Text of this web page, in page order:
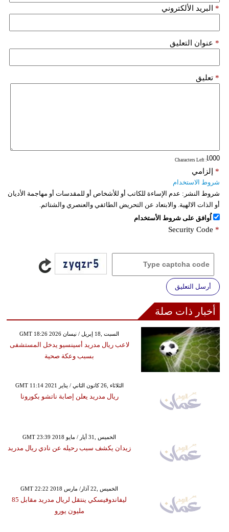
البريد الألكتروني *
عنوان التعليق *
تعليق *
: Characters Left
إلزامي *
شروط الاستخدام
شروط النشر: عدم الإساءة للكاتب أو للأشخاص أو للمقدسات أو مهاجمة الأديان
أو الذات الالهية. والابتعاد عن التحريض الطائفي والعنصري والشتائم.
اُوافق على شروط الأستخدام
Security Code *
أرسل التعليق
أخبار ذات صلة
GMT 18:26 2026 السبت ,18 إبريل / نيسان
لاعب ريال مدريد أسينسيو يدخل المستشفى
بسبب وعكة صحية
GMT 11:14 2021 الثلاثاء ,26 كانون الثاني / يناير
ريال مدريد يعلن إصابة ناتشو بكورونا
GMT 23:39 2018 الخميس ,31 أيار / مايو
زيدان يكشف سبب رحيله عن نادي ريال مدريد
GMT 22:22 2018 الخميس ,22 آذار/ مارس
ليفاندوفيسكي ينتقل لريال مدريد مقابل 85
مليون يورو